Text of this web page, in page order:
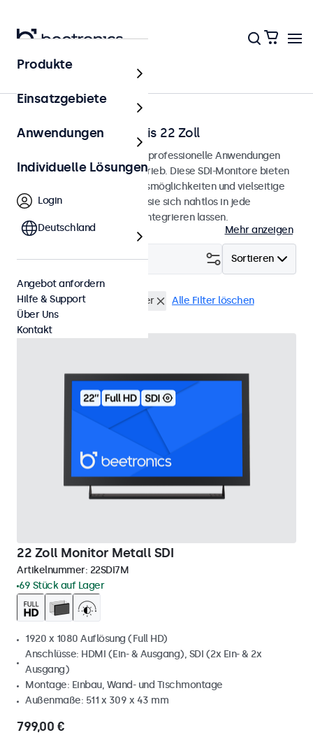
Startseite
SDI-Monitore von 12 bis 22 Zoll
SDI-Monitore, entwickelt für professionelle Anwendungen
und den kontinuierlichen Betrieb. Diese SDI-Monitore bieten
umfangreiche Konfigurationsmöglichkeiten und vielseitige
Montageoptionen, wodurch sie sich nahtlos in jede
Anwendung und Umgebung integrieren lassen.
Mehr anzeigen
Sortieren
Filtern (1)
BNC (SDI) USB-Mediaplayer Alle Filter löschen
22 Zoll Monitor Metall SDI
Artikelnummer: 22SDI7M
69 Stück auf Lager
1920 x 1080 Auflösung (Full HD)
Anschlüsse: HDMI (Ein- & Ausgang), SDI (2x Ein- & 2x
Ausgang)
Montage: Einbau, Wand- und Tischmontage
Außenmaße: 511 x 309 x 43 mm
799,00 €
Produkte
Einsatzgebiete
Anwendungen
Individuelle Lösungen
Login
Deutschland
Angebot anfordern
Hilfe & Support
Über Uns
Kontakt